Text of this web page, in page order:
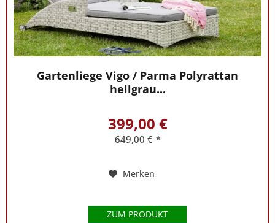
Gartenliege Vigo / Parma Polyrattan
hellgrau...
399,00 €
649,00 € *
Merken
ZUM PRODUKT